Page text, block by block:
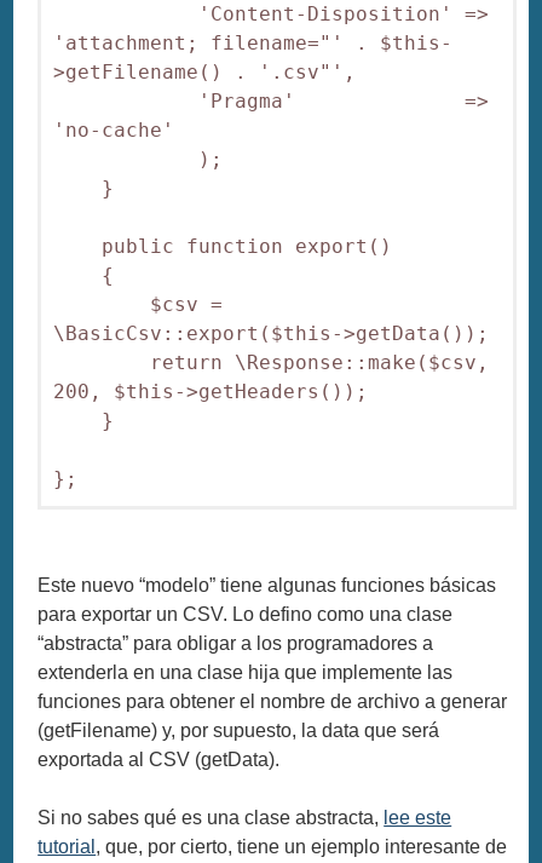
'Content-Disposition' =>
'attachment; filename="' . $this-
>getFilename() . '.csv"',
'Pragma'              =>
'no-cache'
);
}
public function export()
{
$csv =
\BasicCsv::export($this->getData());
return \Response::make($csv,
200, $this->getHeaders());
}
Este nuevo “modelo” tiene algunas funciones básicas
para exportar un CSV. Lo defino como una clase
“abstracta” para obligar a los programadores a
extenderla en una clase hija que implemente las
funciones para obtener el nombre de archivo a generar
(getFilename) y, por supuesto, la data que será
exportada al CSV (getData).
Si no sabes qué es una clase abstracta, lee este
tutorial , que, por cierto, tiene un ejemplo interesante de